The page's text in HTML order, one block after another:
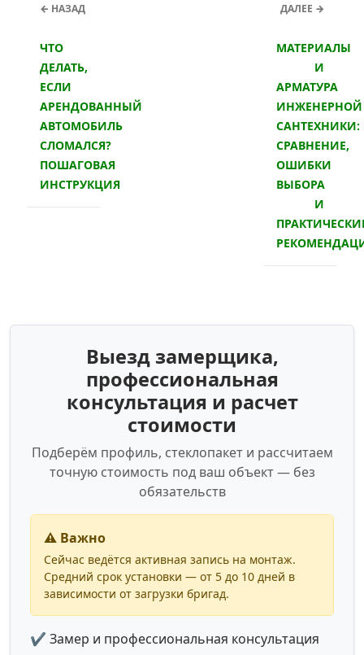
← НАЗАД
ЧТО
ДЕЛАТЬ,
ЕСЛИ
АРЕНДОВАННЫЙ
АВТОМОБИЛЬ
СЛОМАЛСЯ?
ПОШАГОВАЯ
ИНСТРУКЦИЯ
ДАЛЕЕ →
МАТЕРИАЛЫ
И
АРМАТУРА
ИНЖЕНЕРНОЙ
САНТЕХНИКИ:
СРАВНЕНИЕ,
ОШИБКИ
ВЫБОРА
И
Выезд замерщика,
профессиональная
консультация и расчет
стоимости
Подберём профиль, стеклопакет и рассчитаем
точную стоимость под ваш объект — без
обязательств
⚠️ Важно
Сейчас ведётся активная запись на монтаж.
Средний срок установки — от 5 до 10 дней в
зависимости от загрузки бригад.
✔ Замер и профессиональная консультация